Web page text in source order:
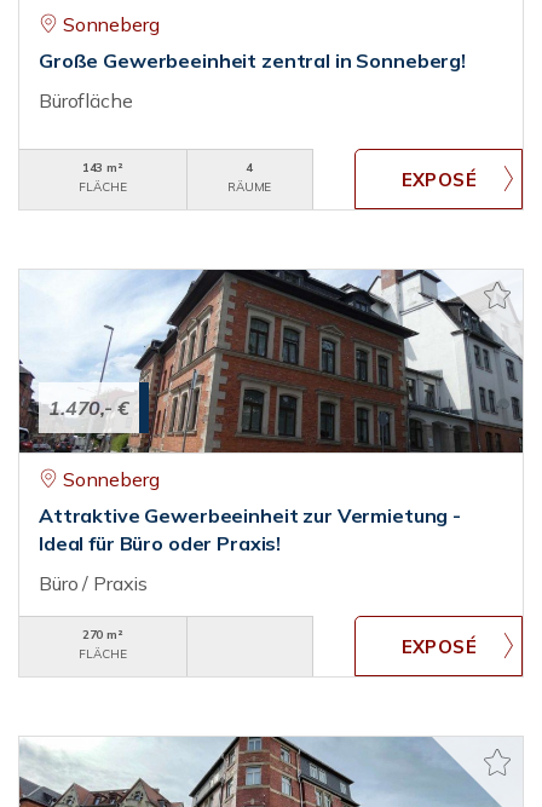
Sonneberg
Große Gewerbeeinheit zentral in Sonneberg!
Bürofläche
143 m²
FLÄCHE
4
RÄUME
1.470,- €
Sonneberg
Attraktive Gewerbeeinheit zur Vermietung -
Ideal für Büro oder Praxis!
Büro / Praxis
270 m²
FLÄCHE